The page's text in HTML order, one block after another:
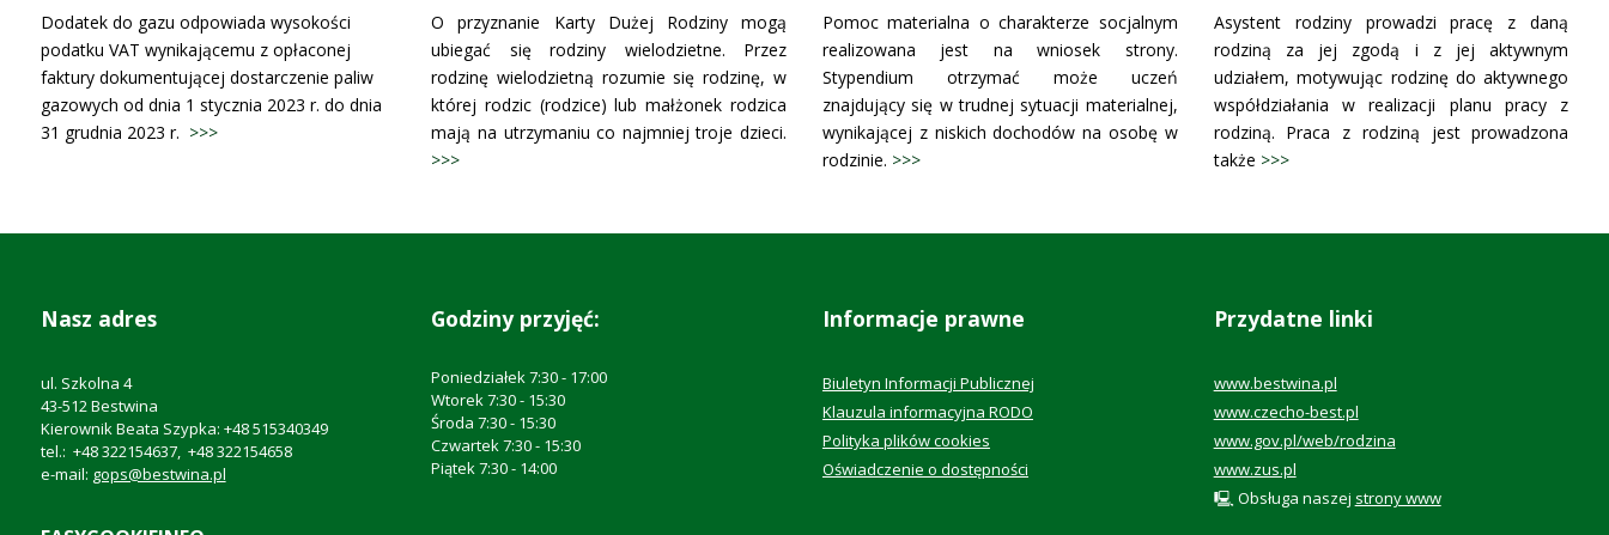
Dodatek do gazu odpowiada wysokości
podatku VAT wynikającemu z opłaconej
faktury dokumentującej dostarczenie paliw
gazowych od dnia 1 stycznia 2023 r. do dnia
31 grudnia 2023 r. >>>
O przyznanie Karty Dużej Rodziny mogą
ubiegać się rodziny wielodzietne. Przez
rodzinę wielodzietną rozumie się rodzinę, w
której rodzic (rodzice) lub małżonek rodzica
mają na utrzymaniu co najmniej troje dzieci.
>>>
Pomoc materialna o charakterze socjalnym
realizowana jest na wniosek strony.
Stypendium otrzymać może uczeń
znajdujący się w trudnej sytuacji materialnej,
wynikającej z niskich dochodów na osobę w
rodzinie. >>>
Asystent rodziny prowadzi pracę z daną
rodziną za jej zgodą i z jej aktywnym
udziałem, motywując rodzinę do aktywnego
współdziałania w realizacji planu pracy z
rodziną. Praca z rodziną jest prowadzona
także >>>
Nasz adres
ul. Szkolna 4
43-512 Bestwina
Kierownik Beata Szypka: +48 515340349
tel.: +48 322154637, +48 322154658
e-mail: gops@bestwina.pl
Godziny przyjęć:
Poniedziałek 7:30 - 17:00
Wtorek 7:30 - 15:30
Środa 7:30 - 15:30
Czwartek 7:30 - 15:30
Piątek 7:30 - 14:00
Informacje prawne
Biuletyn Informacji Publicznej
Klauzula informacyjna RODO
Polityka plików cookies
Oświadczenie o dostępności
Przydatne linki
www.bestwina.pl
www.czecho-best.pl
www.gov.pl/web/rodzina
www.zus.pl
🖳 Obsługa naszej strony www